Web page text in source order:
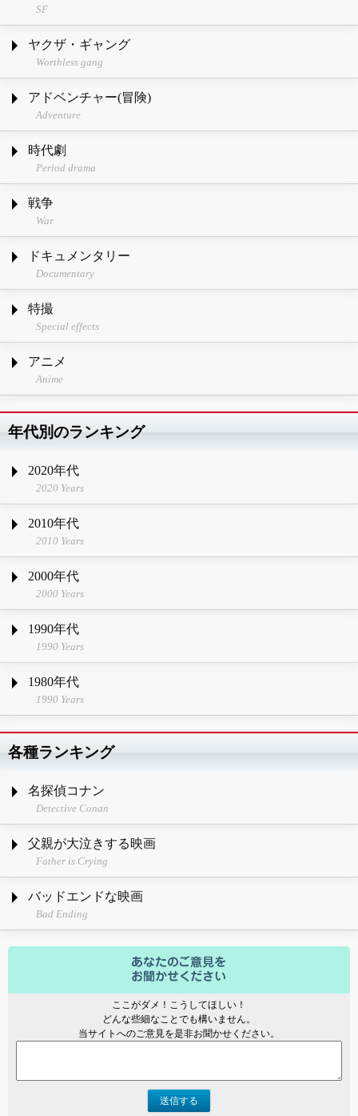
SF
ヤクザ・ギャング
Worthless gang
アドベンチャー(冒険)
Adventure
時代劇
Period drama
戦争
War
ドキュメンタリー
Documentary
特撮
Special effects
アニメ
Anime
年代別のランキング
2020年代
2020 Years
2010年代
2010 Years
2000年代
2000 Years
1990年代
1990 Years
1980年代
1990 Years
各種ランキング
名探偵コナン
Detective Conan
父親が大泣きする映画
Father is Crying
バッドエンドな映画
Bad Ending
ここがダメ！こうしてほしい！
どんな些細なことでも構いません。
当サイトへのご意見を是非お聞かせください。
送信する